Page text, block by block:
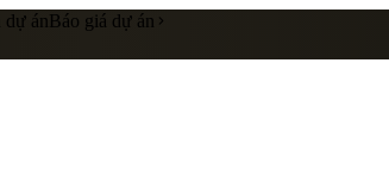
dự ánBáo giá dự án